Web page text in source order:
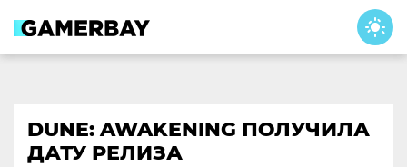
content
DUNE: AWAKENING ПОЛУЧИЛА
ДАТУ РЕЛИЗА